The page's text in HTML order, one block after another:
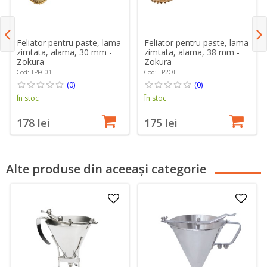
Feliator pentru paste, lama
zimtata, alama, 30 mm -
Zokura
Cod: TPPC01
(0)
În stoc
178 lei
Feliator pentru paste, lama
zimtata, alama, 38 mm -
Zokura
Cod: TP2OT
(0)
În stoc
175 lei
Alte produse din aceeași categorie